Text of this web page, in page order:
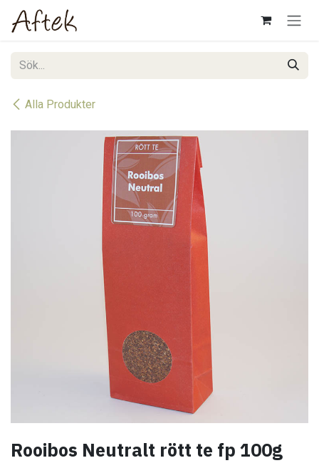
Hoppa till innehåll
Alla Produkter
Rooibos Neutralt rött te fp 100g